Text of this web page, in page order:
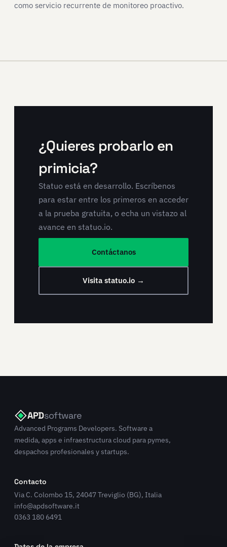
como servicio recurrente de monitoreo proactivo.
¿Quieres probarlo en
primicia?
Statuo está en desarrollo. Escríbenos
para estar entre los primeros en acceder
a la prueba gratuita, o echa un vistazo al
avance en statuo.io.
Contáctanos
Visita statuo.io →
APDsoftware
Advanced Programs Developers. Software a
medida, apps e infraestructura cloud para pymes,
despachos profesionales y startups.
Contacto
Via C. Colombo 15, 24047 Treviglio (BG), Italia
info@apdsoftware.it
0363 180 6491